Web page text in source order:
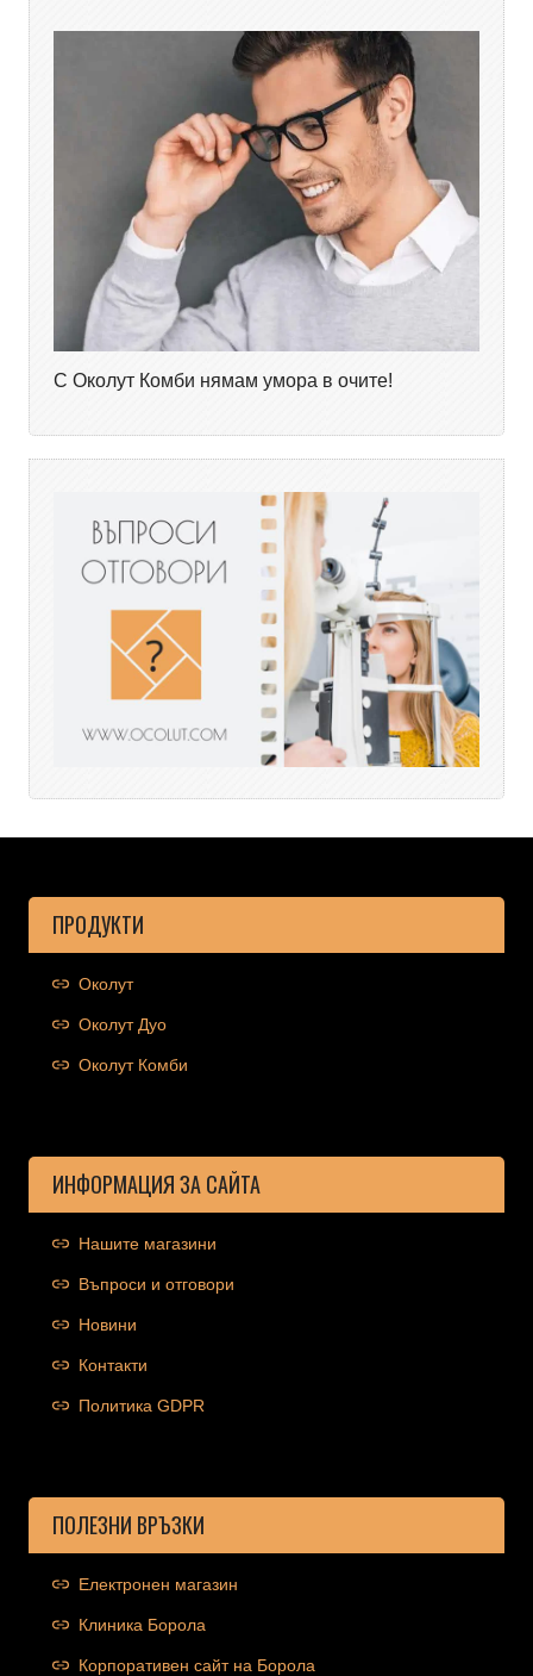
С Околут Комби нямам умора в очите!
ПРОДУКТИ
Околут
Околут Дуо
Околут Комби
ИНФОРМАЦИЯ ЗА САЙТА
Нашите магазини
Въпроси и отговори
Новини
Контакти
Политика GDPR
ПОЛЕЗНИ ВРЪЗКИ
Електронен магазин
Клиника Борола
Корпоративен сайт на Борола